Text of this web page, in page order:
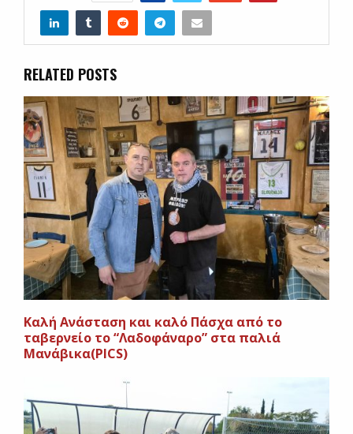
RELATED POSTS
Kαλή Ανάσταση και καλό Πάσχα από το
ταβερνείο το “Λαδοφάναρο” στα παλιά
Μανάβικα(PICS)